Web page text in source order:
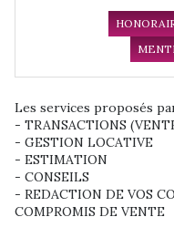
Les services proposés
- TRANSACTIONS
- GESTION LOCATIVE
- ESTIMATION
- CONSEILS
- REDACTION DE VOS
COMPROMIS DE VENTE